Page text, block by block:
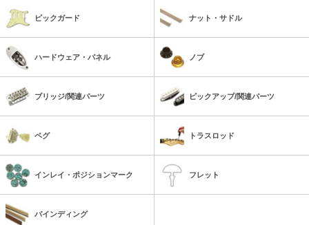
ピックガード ナット・サドル
ハードウェア・パネル ノブ
ブリッジ/関連パーツ ピックアップ/関連パーツ
ペグ トラスロッド
インレイ・ポジションマーク フレット
バインディング